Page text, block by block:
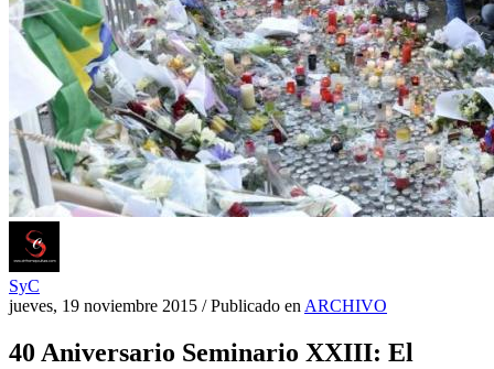
SyC
jueves, 19 noviembre 2015 /Publicado en ARCHIVO
40 Aniversario Seminario XXIII: El